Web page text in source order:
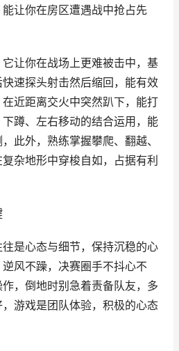
让你在房区遭遇战中抢占先
让你在战场上更难被击中，基
速探头射击然后缩回，能有效
近距离交火中突然趴下，能打
蹲、左右移动的结合运用，能
此外，熟练掌握攀爬、翻越、
杂地形中穿梭自如，占据有利
是心态与细节，保持沉稳的心
风不躁，决赛圈手不抖心不
，倒地时别急着责备队友，多
游戏是团队体验，积极的心态